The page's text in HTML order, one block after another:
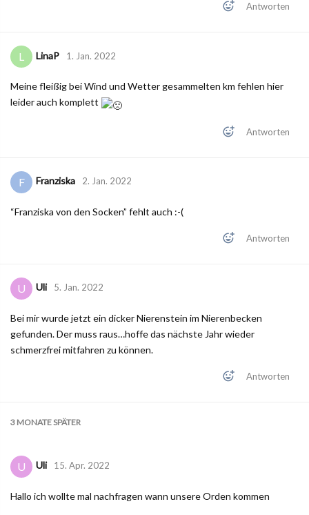
Antworten
L LinaP 1. Jan. 2022
Meine fleißig bei Wind und Wetter gesammelten km fehlen hier
leider auch komplett
Antworten
F Franziska 2. Jan. 2022
“Franziska von den Socken” fehlt auch :-(
Antworten
U Uli 5. Jan. 2022
Bei mir wurde jetzt ein dicker Nierenstein im Nierenbecken
gefunden. Der muss raus…hoffe das nächste Jahr wieder
schmerzfrei mitfahren zu können.
Antworten
3 MONATESPÄTER
U Uli 15. Apr. 2022
Hallo ich wollte mal nachfragen wann unsere Orden kommen